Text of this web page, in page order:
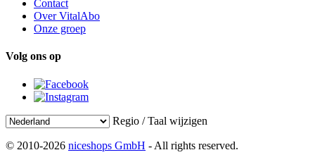
Contact
Over VitalAbo
Onze groep
Volg ons op
Regio / Taal wijzigen
© 2010-2026 niceshops GmbH - All rights reserved.